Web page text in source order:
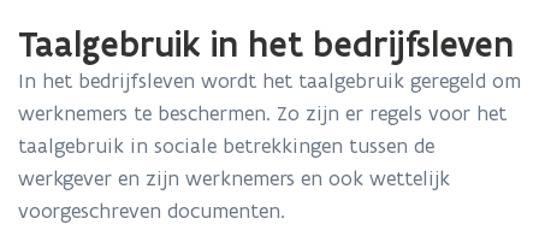
gaan
met
laden.
bevindt
zich
op:
Taalgebruik
Taalgebruik in het bedrijfsleven
In het bedrijfsleven wordt het taalgebruik geregeld om
werknemers te beschermen. Zo zijn er regels voor het
taalgebruik in sociale betrekkingen tussen de
werkgever en zijn werknemers en ook wettelijk
voorgeschreven documenten.